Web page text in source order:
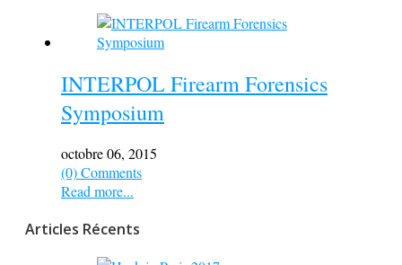
INTERPOL Firearm Forensics
Symposium
octobre 06, 2015
(0) Comments
Read more...
Articles Récents